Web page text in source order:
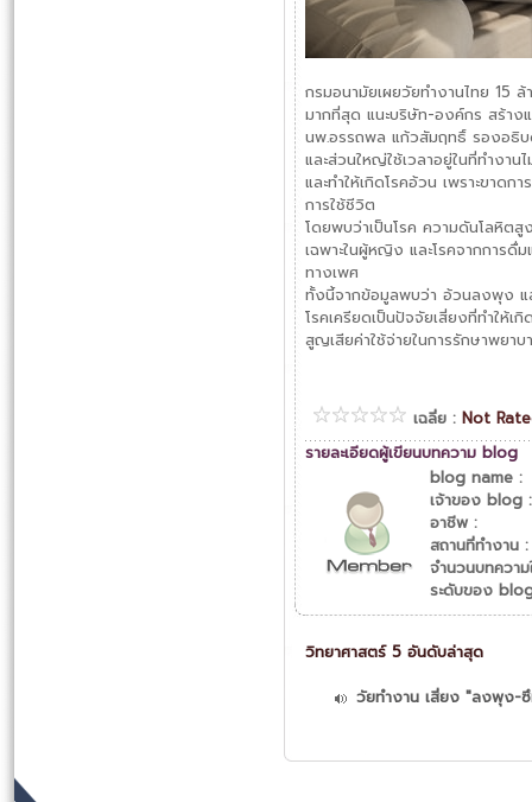
กรมอนามัยเผยวัยทำงานไทย 15
มากที่สุด แนะบริษัท-องค์กร สร้า
นพ.อรรถพล แก้วสัมฤทธิ์ รองอธิบ
และส่วนใหญ่ใช้เวลาอยู่ในที่ทำงา
และทำให้เกิดโรคอ้วน เพราะขาด
การใช้ชีวิต
โดยพบว่าเป็นโรค ความดันโลหิตสู
เฉพาะในผู้หญิง และโรคจากการดื่
ทางเพศ
ทั้งนี้จากข้อมูลพบว่า อ้วนลงพุง แ
โรคเครียดเป็นปัจจัยเสี่ยงที่ทำให้เ
สูญเสียค่าใช้จ่ายในการรักษาพยาบ
เฉลี่ย : Not
รายละเอียดผู้เขียนบทความ blog
blog name :
เจ้าของ blog :
อาชีพ :
สถานที่ทำงาน :
จำนวนบทควา
ระดับของ
วิทยาศาสตร์ 5 อันดับล่าสุด
วัยทำงาน เสี่ยง "ลงพุง-ซึ